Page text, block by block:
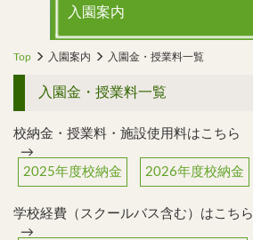
入園案内
Top 入園案内 入園金・授業料一覧
入園金・授業料一覧
校納金・授業料・施設使用料はこちら
→
2025年度校納金
2026年度校納金
学校経費（スクールバス含む）はこちら
→